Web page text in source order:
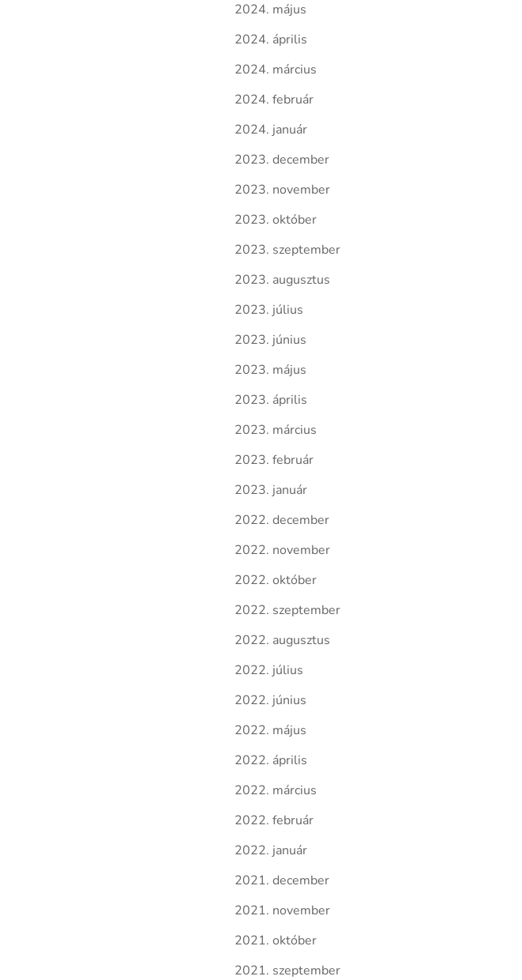
2024. május
2024. április
2024. március
2024. február
2024. január
2023. december
2023. november
2023. október
2023. szeptember
2023. augusztus
2023. július
2023. június
2023. május
2023. április
2023. március
2023. február
2023. január
2022. december
2022. november
2022. október
2022. szeptember
2022. augusztus
2022. július
2022. június
2022. május
2022. április
2022. március
2022. február
2022. január
2021. december
2021. november
2021. október
2021. szeptember